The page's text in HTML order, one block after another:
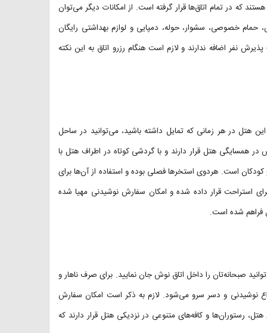
که در تمام اتاق‌ها قرار گرفته است. از امکانات دیگر می‌توان
خصوصی، سشوار، حوله، دمپایی و لوازم بهداشتی رایگان
نفر اضافه ندارند و لازم است هنگام رزرو اتاق به این نکته
هتل در هر زمانی که تمایل داشته باشید، می‌توانید در ساحل
همسایگی هتل قرار دارند و با گردشی کوتاه در اطراف هتل با
مخصوص بزرگ‌سالان و کودکان است. هردوی استخرها فصلی بوده و استفاده از آن‌ها برای
استراحت قرار داده شده و امکان سفارش نوشیدنی مهیا شده
فراهم شده است.
صبحانه‌تان را داخل اتاق نوش جان نمایید. برای صرف ناهار و
نوشیدنی و دسر سرو می‌شود. لازم به ذکر است امکان سفارش
رستوران‌ها و کافه‌های متنوعی در نزدیکی هتل قرار دارند که